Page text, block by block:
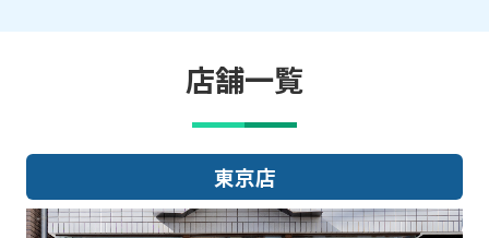
店舗一覧
大阪店